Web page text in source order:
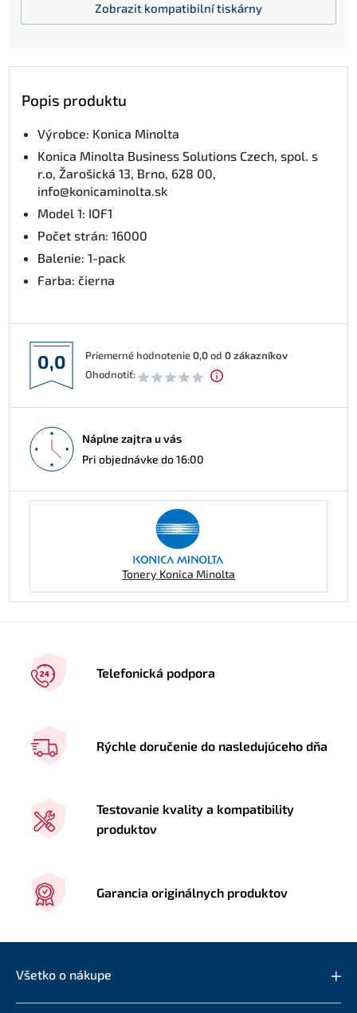
Zobrazit kompatibilní tiskárny
Popis produktu
Výrobce: Konica Minolta
Konica Minolta Business Solutions Czech, spol. s
r.o, Žarošická 13, Brno, 628 00,
info@konicaminolta.sk
Model 1: IOF1
Počet strán: 16000
Balenie: 1-pack
Farba: čierna
0,0 Priemerné hodnotenie0,0od 0zákazníkov
Ohodnotiť:
Náplne zajtra u vás
Pri objednávke do 16:00
Tonery Konica Minolta
Telefonická podpora
Rýchle doručenie do nasledujúceho dňa
Testovanie kvality a kompatibility
produktov
Garancia originálnych produktov
Všetko o nákupe